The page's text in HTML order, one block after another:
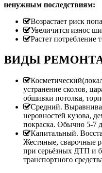
ненужным последствиям:
Возрастает риск
Увеличится износ
Растет потребление
ВИДЫ
устранение сколов,
обшивки потолка,
Средний.
неровностей кузова,
покраска. Обычно 5-7
Капитальный.
Жестяные, сварочные
при серьёзных ДТП и
транспортного